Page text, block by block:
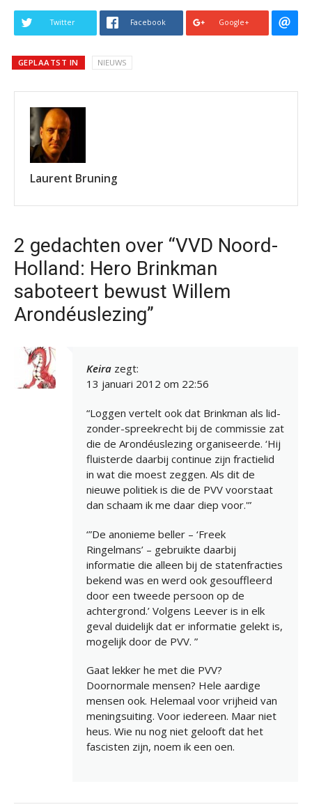
Twitter Facebook Google+
GEPLAATST IN NIEUWS
Laurent Bruning
2 gedachten over “VVD Noord-
Holland: Hero Brinkman
saboteert bewust Willem
Arondéuslezing”
Keira zegt:
13 januari 2012 om 22:56
“Loggen vertelt ook dat Brinkman als lid-
zonder-spreekrecht bij de commissie zat
die de Arondéuslezing organiseerde. ‘Hij
fluisterde daarbij continue zijn fractielid
in wat die moest zeggen. Als dit de
nieuwe politiek is die de PVV voorstaat
dan schaam ik me daar diep voor.'”
‘”De anonieme beller – ‘Freek
Ringelmans’ – gebruikte daarbij
informatie die alleen bij de statenfracties
bekend was en werd ook gesouffleerd
door een tweede persoon op de
achtergrond.’ Volgens Leever is in elk
geval duidelijk dat er informatie gelekt is,
mogelijk door de PVV. ”
Gaat lekker he met die PVV?
Doornormale mensen? Hele aardige
mensen ook. Helemaal voor vrijheid van
meningsuiting. Voor iedereen. Maar niet
heus. Wie nu nog niet gelooft dat het
fascisten zijn, noem ik een oen.